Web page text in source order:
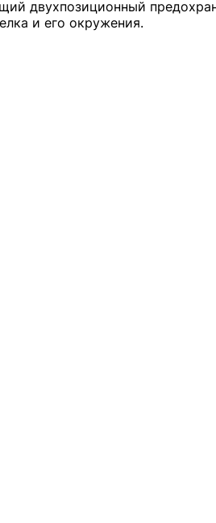
двухпозиционный
и его окружения.